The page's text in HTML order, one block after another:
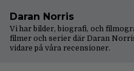
Daran Norris
Vi har bilder, biografi, och
filmer och serier där Daran
vidare på våra recensioner.